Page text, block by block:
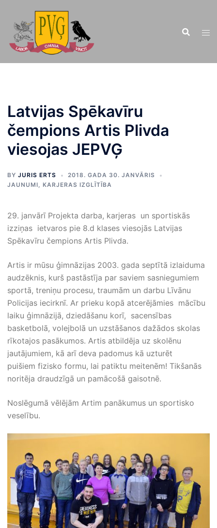
saturu
Latvijas Spēkavīru
čempions Artis Plivda
viesojas JEPVĢ
BY JURIS ERTS
2018. GADA 30. JANVĀRIS
JAUNUMI, KARJERAS IZGLĪTĪBA
29. janvārī Projekta darba, karjeras un sportiskās
izziņas ietvaros pie 8.d klases viesojās Latvijas
Spēkavīru čempions Artis Plivda.
Artis ir mūsu ģimnāzijas 2003. gada septītā izlaiduma
audzēknis, kurš pastāstīja par saviem sasniegumiem
sportā, treniņu procesu, traumām un darbu Līvānu
Policijas iecirknī. Ar prieku kopā atcerējāmies mācību
laiku ģimnāzijā, dziedāšanu korī, sacensības
basketbolā, volejbolā un uzstāšanos dažādos skolas
rīkotajos pasākumos. Artis atbildēja uz skolēnu
jautājumiem, kā arī deva padomus kā uzturēt
puišiem fizisko formu, lai patiktu meitenēm! Tikšanās
noritēja draudzīgā un pamācošā gaisotnē.
Noslēgumā vēlējām Artim panākumus un sportisko
veselību.